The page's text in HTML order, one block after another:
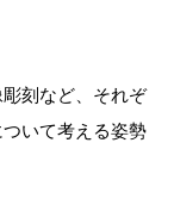
刻など、それぞ
いて考える姿勢